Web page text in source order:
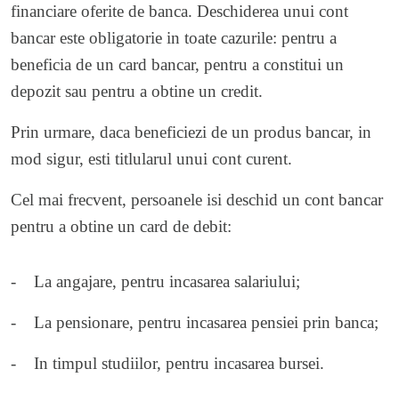
financiare oferite de banca. Deschiderea unui cont
bancar este obligatorie in toate cazurile: pentru a
beneficia de un card bancar, pentru a constitui un
depozit sau pentru a obtine un credit.
Prin urmare, daca beneficiezi de un produs bancar, in
mod sigur, esti titlularul unui cont curent.
Cel mai frecvent, persoanele isi deschid un cont bancar
pentru a obtine un card de debit:
- La angajare, pentru incasarea salariului;
- La pensionare, pentru incasarea pensiei prin banca;
- In timpul studiilor, pentru incasarea bursei.